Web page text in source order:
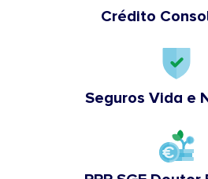
Crédito
Seguros Vida e